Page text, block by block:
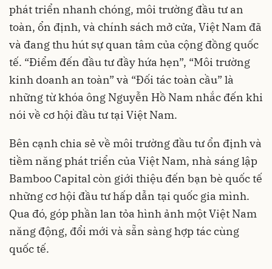
phát triển nhanh chóng, môi trường đầu tư an
toàn, ổn định, và chính sách mở cửa, Việt Nam đã
và đang thu hút sự quan tâm của cộng đồng quốc
tế. “Điểm đến đầu tư đầy hứa hẹn”, “Môi trường
kinh doanh an toàn” và “Đối tác toàn cầu” là
những từ khóa ông Nguyễn Hồ Nam nhắc đến khi
nói về cơ hội đầu tư tại Việt Nam.
Bên cạnh chia sẻ về môi trường đầu tư ổn định và
tiềm năng phát triển của Việt Nam, nhà sáng lập
Bamboo Capital còn giới thiệu đến bạn bè quốc tế
những cơ hội đầu tư hấp dẫn tại quốc gia mình.
Qua đó, góp phần lan tỏa hình ảnh một Việt Nam
năng động, đổi mới và sẵn sàng hợp tác cùng
quốc tế.